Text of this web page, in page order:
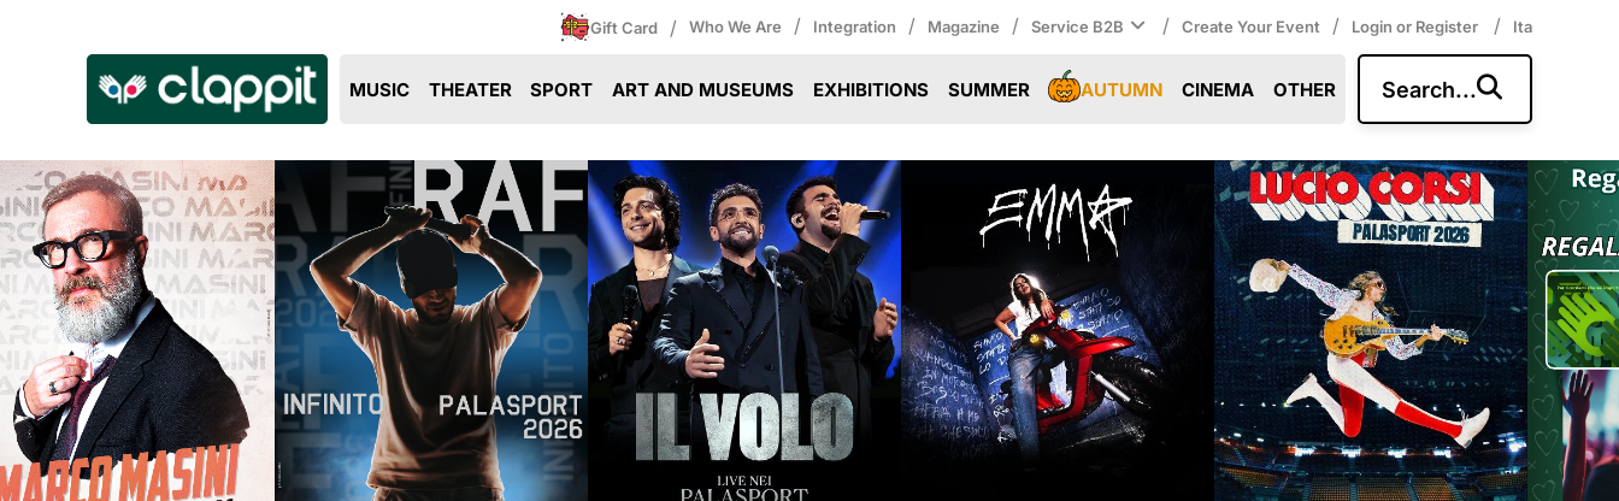
Gift Card / Who We Are / Integration / Magazine / Service B2B / Create Your Event / Login or Register / Ita
Clappit
biglietteria
MUSIC THEATER SPORT ART AND MUSEUMS EXHIBITIONS SUMMER AUTUMN CINEMA OTHER Search...